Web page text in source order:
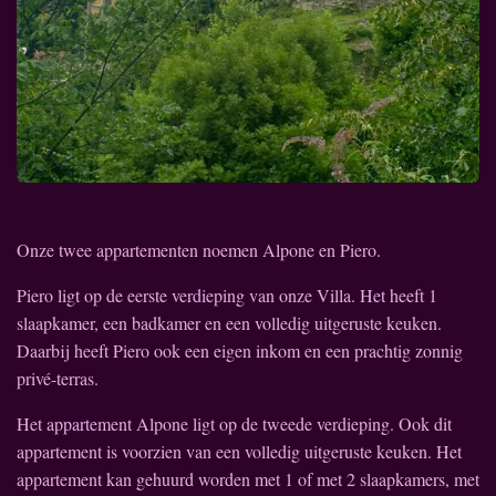
Onze twee appartementen noemen Alpone en Piero.
Piero ligt op de eerste verdieping van onze Villa. Het heeft 1
slaapkamer, een badkamer en een volledig uitgeruste keuken.
Daarbij heeft Piero ook een eigen inkom en een prachtig zonnig
privé-terras.
Het appartement Alpone ligt op de tweede verdieping. Ook dit
appartement is voorzien van een volledig uitgeruste keuken. Het
appartement kan gehuurd worden met 1 of met 2 slaapkamers, met